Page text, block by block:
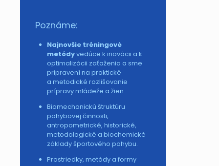
Poznáme:
Najnovšie tréningové
metódyvedúce k inovácii a k
optimalizácii zaťaženia a sme
pripravení na praktické
a metodické rozlišovanie
prípravy mládeže a žien.
Biomechanickú štruktúru
pohybovej činnosti,
antropometrické, historické,
metodologické a biochemické
základy športového pohybu.
Prostriedky, metódy a formy